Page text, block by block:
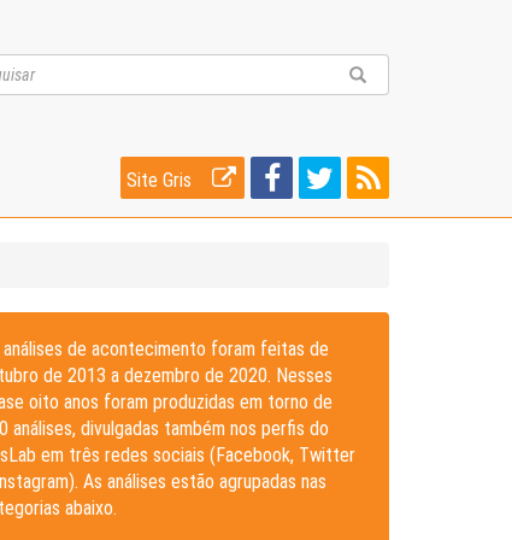
Site Gris
análises de acontecimento foram feitas de
de 2013 a dezembro de 2020. Nesses
oito anos foram produzidas em torno de
análises, divulgadas também nos perfis do
em três redes sociais (Facebook, Twitter
As análises estão agrupadas nas
abaixo.